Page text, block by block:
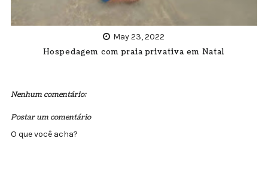
May 23, 2022
Hospedagem com praia privativa em Natal
Nenhum comentário:
Postar um comentário
O que você acha?